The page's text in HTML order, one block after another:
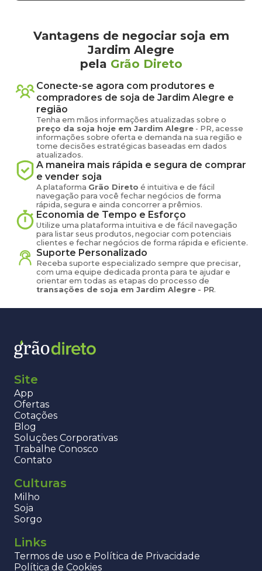
Vantagens de negociar soja em
Jardim Alegre
pela Grão Direto
Conecte-se agora com produtores e
compradores de soja de Jardim Alegre e
região
Tenha em mãos informações atualizadas sobre o
preço da soja hoje em Jardim Alegre - PR, acesse
informações sobre oferta e demanda na sua região e
tome decisões estratégicas baseadas em dados
atualizados.
A maneira mais rápida e segura de comprar
e vender soja
A plataforma Grão Direto é intuitiva e de fácil
navegação para você fechar negócios de forma
rápida, segura e ainda concorrer a prêmios.
Economia de Tempo e Esforço
Utilize uma plataforma intuitiva e de fácil navegação
para listar seus produtos, negociar com potenciais
clientes e fechar negócios de forma rápida e eficiente.
Suporte Personalizado
Receba suporte especializado sempre que precisar,
com uma equipe dedicada pronta para te ajudar e
orientar em todas as etapas do processo de
transações de soja em Jardim Alegre - PR.
Site
App
Ofertas
Cotações
Blog
Soluções Corporativas
Trabalhe Conosco
Contato
Culturas
Milho
Soja
Sorgo
Links
Termos de uso e Política de Privacidade
Política de Cookies